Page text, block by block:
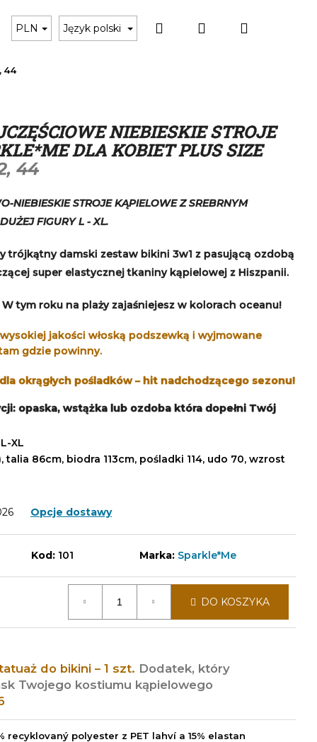
Czarne bikini Karta podarunkowa
PLN Język polski SzukajZalogujKoszyk
44
NIEBIESKIE STROJE
DLA KOBIET PLUS SIZE
44
NIEBIESKIE STROJE KĄPIELOWE Z SREBRNYM
FIGURY L - XL.
trójkątny damski zestaw bikini 3w1 z pasującą ozdobą
super elastycznej tkaniny kąpielowej z Hiszpanii.
tym roku na plaży zajaśniejesz w kolorach oceanu!
jakości włoską podszewką i wyjmowane
gdzie powinny.
okrągłych pośladków – hit nadchodzącego sezonu!
opaska, wstążka lub ozdoba która dopełni Twój
XL
talia 86cm, biodra 113cm, pośladki 114, udo 70, wzrost
Opcje dostawy
Kod: 101 Marka: Sparkle*Me
DO KOSZYKA
do bikini – 1 szt. Dodatek, który
Twojego kostiumu kąpielowego
recyklovaný polyester z PET lahví a 15% elastan